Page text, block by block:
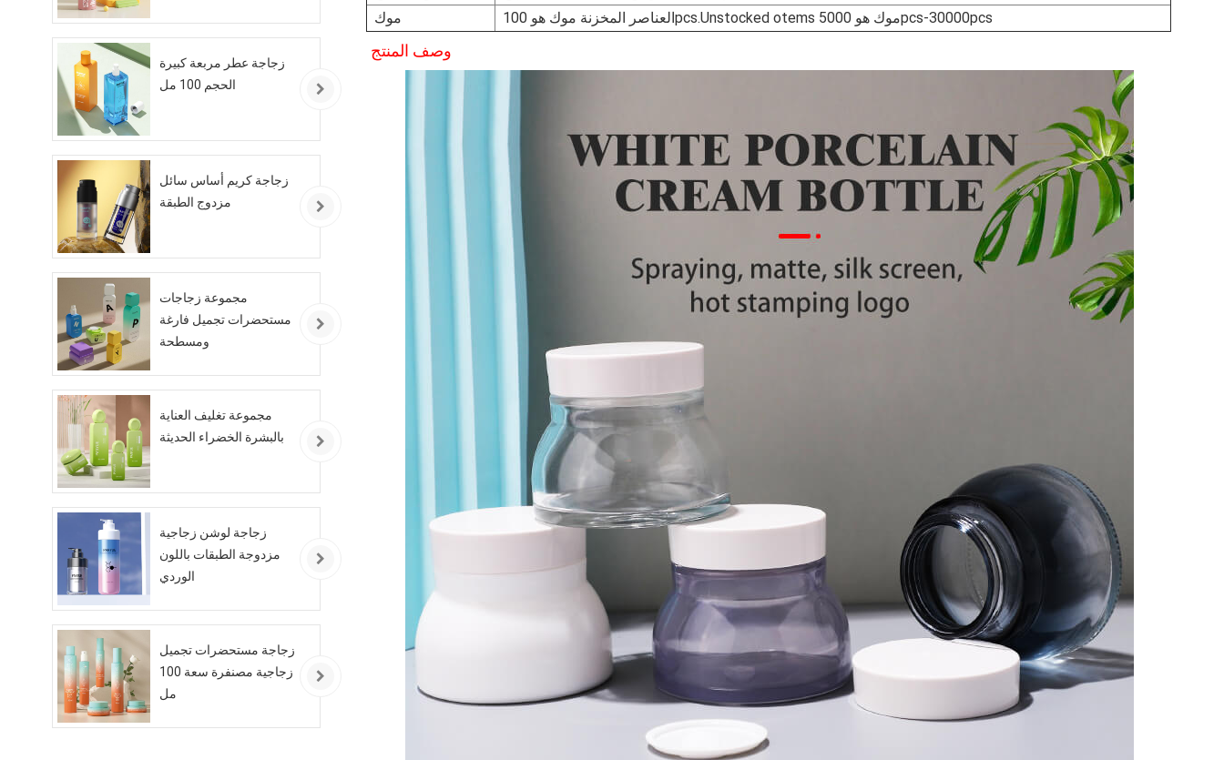
موك
العناصر المخزنة موك هو 100pcs.Unstocked otems موك هو 5000pcs-30000pcs
وصف المنتج
زجاجة عطر مربعة كبيرة
الحجم 100 مل
زجاجة كريم أساس سائل
مزدوج الطبقة
مجموعة زجاجات
مستحضرات تجميل فارغة
ومسطحة
مجموعة تغليف العناية
بالبشرة الخضراء الحديثة
زجاجة لوشن زجاجية
مزدوجة الطبقات باللون
الوردي
زجاجة مستحضرات تجميل
زجاجية مصنفرة سعة 100
مل